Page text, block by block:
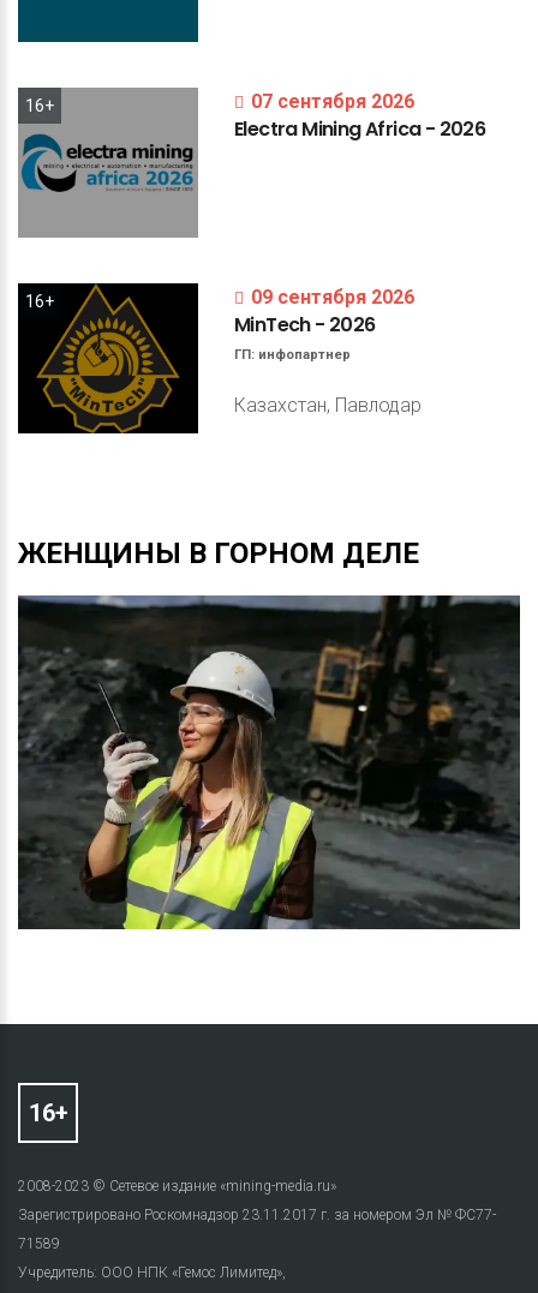
16+ 07 сентября 2026
ElectraMiningAfrica- 2026
16+ 09 сентября 2026
MinTech- 2026
ГП: инфопартнер
Казахстан, Павлодар
ЖЕНЩИНЫ В ГОРНОМ ДЕЛЕ
2008-2023 © Сетевое издание «mining-media.ru»
Зарегистрировано Роскомнадзор 23.11.2017 г. за номером Эл № ФС77-
71589
Учредитель: ООО НПК «Гемос Лимитед»,